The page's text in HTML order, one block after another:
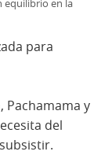
equilibrio en la
para
Pachamama y
del